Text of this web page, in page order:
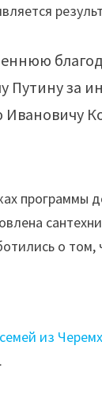
Путину за
программы
о том,
из
.